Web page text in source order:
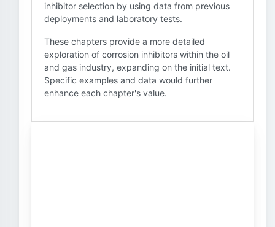
inhibitor selection by using data from previous
deployments and laboratory tests.
These chapters provide a more detailed
exploration of corrosion inhibitors within the oil
and gas industry, expanding on the initial text.
Specific examples and data would further
enhance each chapter's value.